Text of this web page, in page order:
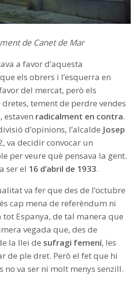
de Canet de Mar
a favor d’aquesta
els obrers i l’esquerra en
del mercat, però els
tement de perdre vendes
estaven radicalment en contra.
d’opinions, l’alcalde Josep
va decidir convocar un
per veure què pensava la gent.
ser el 16 d’abril de 1933.
va fer que des de l’octubre
cap mena de referèndum ni
Espanya, de tal manera que
vegada que, des de
la llei de sufragi femení, les
de ple dret. Però el fet que hi
no va ser ni molt menys senzill.